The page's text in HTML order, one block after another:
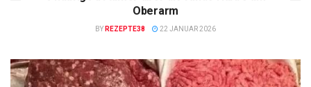
Oberarm
BY REZEPTE38 22 JANUAR 2026